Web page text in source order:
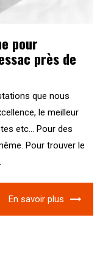
pour
près de
que nous
le meilleur
etc... Pour des
Pour trouver le
En savoir plus